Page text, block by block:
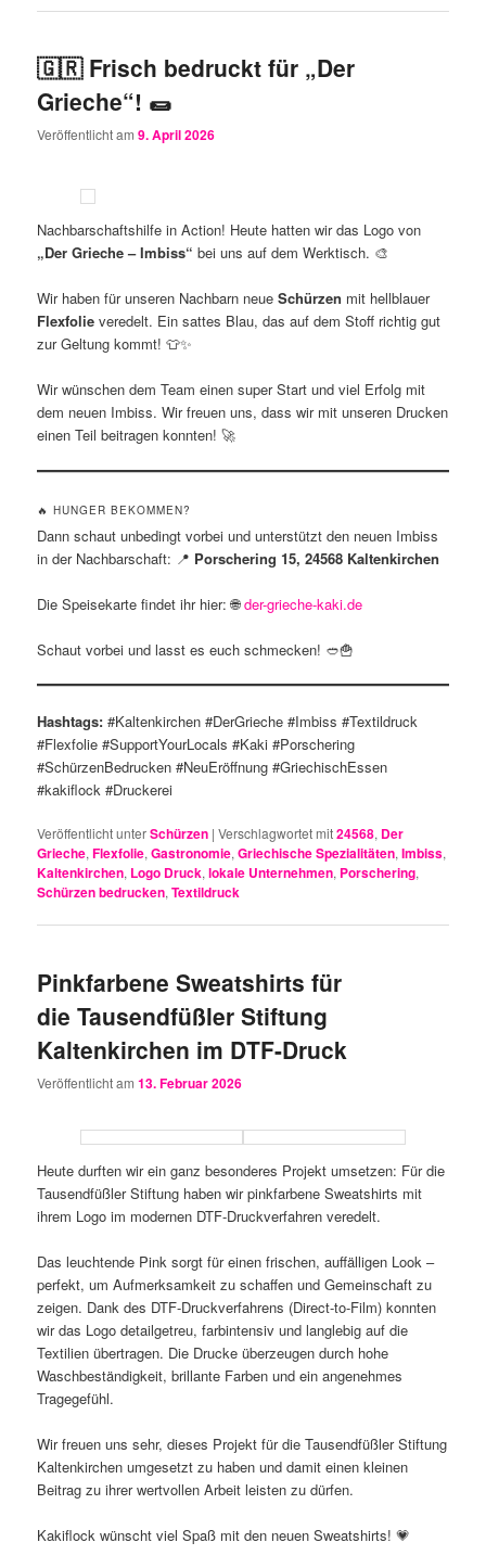
🇬🇷 Frisch bedruckt für „Der
Grieche“! 🌯
Veröffentlicht am9. April 2026
Nachbarschaftshilfe in Action! Heute hatten wir das Logo von
„Der Grieche – Imbiss“ bei uns auf dem Werktisch. 🎨
Wir haben für unseren Nachbarn neueSchürzen mit hellblauer
Flexfolie veredelt. Ein sattes Blau, das auf dem Stoff richtig gut
zur Geltung kommt! 👕✨
Wir wünschen dem Team einen super Start und viel Erfolg mit
dem neuen Imbiss. Wir freuen uns, dass wir mit unseren Drucken
einen Teil beitragen konnten! 🚀
🔥 HUNGER BEKOMMEN?
Dann schaut unbedingt vorbei und unterstützt den neuen Imbiss
in der Nachbarschaft: 📍 Porschering 15, 24568 Kaltenkirchen
Die Speisekarte findet ihr hier: 🌐der-grieche-kaki.de
Schaut vorbei und lasst es euch schmecken! 🥙🍟
Hashtags: #Kaltenkirchen #DerGrieche #Imbiss #Textildruck
#Flexfolie #SupportYourLocals #Kaki #Porschering
#SchürzenBedrucken #NeuEröffnung #GriechischEssen
#kakiflock #Druckerei
Veröffentlicht unterSchürzen |Verschlagwortet mit24568, Der
Grieche,Flexfolie,Gastronomie,Griechische Spezialitäten,Imbiss,
Kaltenkirchen, Logo Druck,lokale Unternehmen, Porschering,
Schürzen bedrucken,Textildruck
Pinkfarbene Sweatshirts für
die Tausendfüßler Stiftung
Kaltenkirchen im DTF-Druck
Veröffentlicht am13. Februar 2026
Heute durften wir ein ganz besonderes Projekt umsetzen: Für die
Tausendfüßler Stiftung haben wir pinkfarbene Sweatshirts mit
ihrem Logo im modernen DTF-Druckverfahren veredelt.
Das leuchtende Pink sorgt für einen frischen, auffälligen Look –
perfekt, um Aufmerksamkeit zu schaffen und Gemeinschaft zu
zeigen. Dank des DTF-Druckverfahrens (Direct-to-Film) konnten
wir das Logo detailgetreu, farbintensiv und langlebig auf die
Textilien übertragen. Die Drucke überzeugen durch hohe
Waschbeständigkeit, brillante Farben und ein angenehmes
Tragegefühl.
Wir freuen uns sehr, dieses Projekt für die Tausendfüßler Stiftung
Kaltenkirchen umgesetzt zu haben und damit einen kleinen
Beitrag zu ihrer wertvollen Arbeit leisten zu dürfen.
Kakiflock wünscht viel Spaß mit den neuen Sweatshirts! 💗